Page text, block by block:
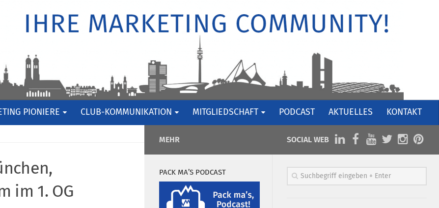
PIONIERE CLUB-KOMMUNIKATION MITGLIEDSCHAFT PODCAST AKTUELLES KONTAKT
im 1. OG
SOCIAL WEB
MEHR
PACK MA’S PODCAST